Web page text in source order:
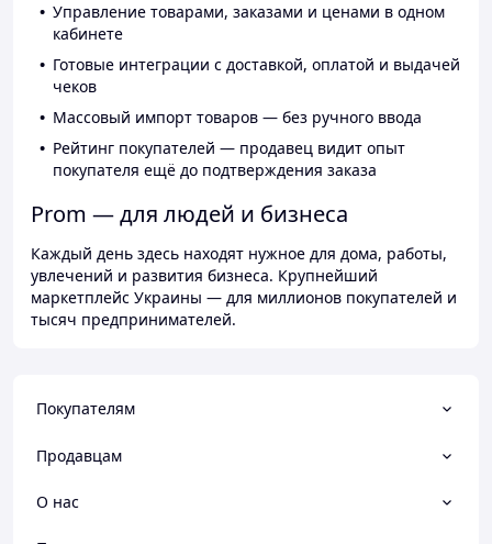
Управление товарами, заказами и ценами в одном
кабинете
Готовые интеграции с доставкой, оплатой и выдачей
чеков
Массовый импорт товаров — без ручного ввода
Рейтинг покупателей — продавец видит опыт
покупателя ещё до подтверждения заказа
Prom — для людей и бизнеса
Каждый день здесь находят нужное для дома, работы,
увлечений и развития бизнеса. Крупнейший
маркетплейс Украины — для миллионов покупателей и
тысяч предпринимателей.
Покупателям
Продавцам
О нас